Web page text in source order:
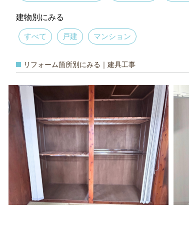
建物別にみる
すべて 戸建 マンション
リフォーム箇所別にみる｜建具工事